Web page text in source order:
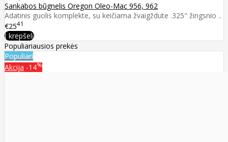
Sankabos būgnelis Oregon Oleo-Mac 956, 962
Adatinis guolis komplekte, su keičiama žvaigždute .325" žingsnio ..
€2541
Į krepšelį
Populiariausios prekės
Populiari
Akcija -14%